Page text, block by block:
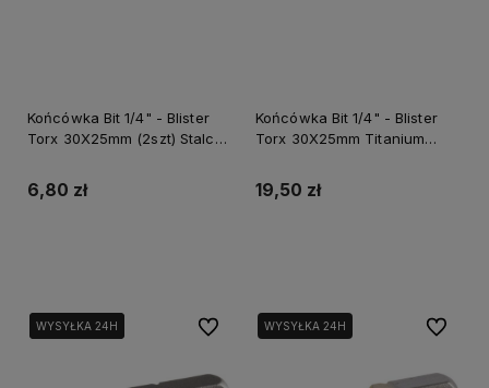
Końcówka Bit 1/4" - Blister
Torx 30X25mm (2szt) Stalco
6,80 zł
Końcówka Bit 1/4" - Blister
Torx 30X25mm Titanium
66411
19,50 zł
WYSYŁKA 24H
WYSYŁKA 24H Do ulubionychWYSYŁKA 24H Do